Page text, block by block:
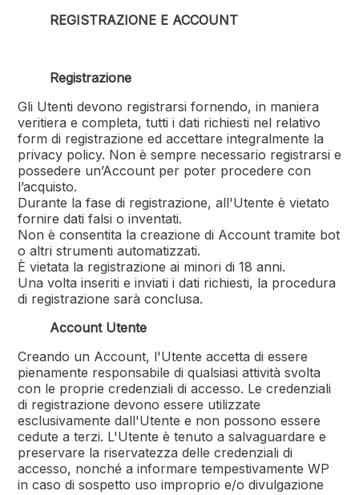
REGISTRAZIONE E ACCOUNT
Registrazione
Gli Utenti devono registrarsi fornendo, in maniera
veritiera e completa, tutti i dati richiesti nel relativo
form di registrazione ed accettare integralmente la
privacy policy. Non è sempre necessario registrarsi e
possedere un’Account per poter procedere con
l’acquisto.
Durante la fase di registrazione, all'Utente è vietato
fornire dati falsi o inventati.
Non è consentita la creazione di Account tramite bot
o altri strumenti automatizzati.
È vietata la registrazione ai minori di 18 anni.
Una volta inseriti e inviati i dati richiesti, la procedura
di registrazione sarà conclusa.
Account Utente
Creando un Account, l'Utente accetta di essere
pienamente responsabile di qualsiasi attività svolta
con le proprie credenziali di accesso. Le credenziali
di registrazione devono essere utilizzate
esclusivamente dall'Utente e non possono essere
cedute a terzi. L'Utente è tenuto a salvaguardare e
preservare la riservatezza delle credenziali di
accesso, nonché a informare tempestivamente WP
in caso di sospetto uso improprio e/o divulgazione